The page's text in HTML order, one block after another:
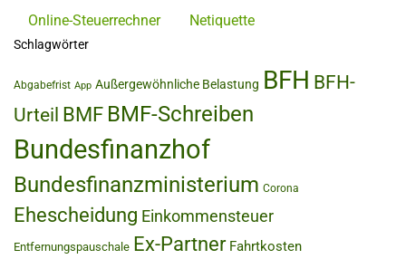
Online-Steuerrechner
Netiquette
Schlagwörter
Abgabefrist App Außergewöhnliche Belastung BFH BFH-
Urteil BMF BMF-Schreiben
Bundesfinanzhof
Bundesfinanzministerium Corona
Ehescheidung Einkommensteuer
Entfernungspauschale Ex-Partner Fahrtkosten